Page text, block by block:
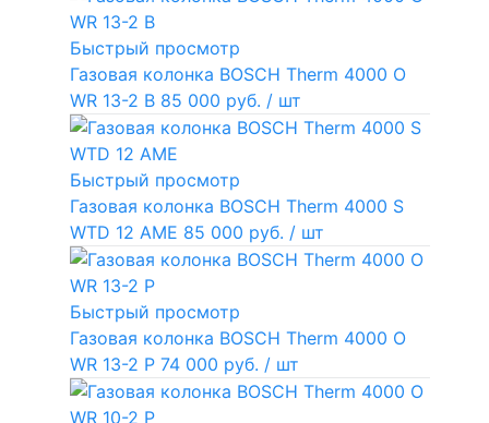
Быстрый просмотр
Газовая колонка BOSCH Therm 4000 O
WR 13-2 В 85 000 руб. / шт
Быстрый просмотр
Газовая колонка BOSCH Therm 4000 S
WTD 12 AME 85 000 руб. / шт
Быстрый просмотр
Газовая колонка BOSCH Therm 4000 O
WR 13-2 P 74 000 руб. / шт